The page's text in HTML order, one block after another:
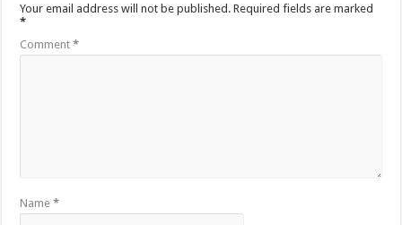
Your email address will not be published. Required fields are marked
*
Comment*
Name*